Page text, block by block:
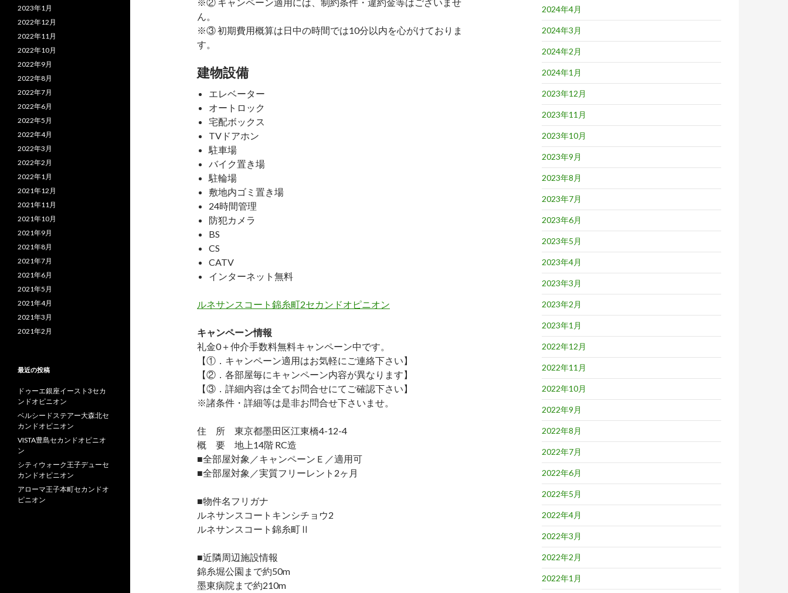
ん。
※③ 初期費用概算は日中の時間では10分以内を心がけておりま
す。
建物設備
エレベーター
オートロック
宅配ボックス
TVドアホン
駐車場
バイク置き場
駐輪場
敷地内ゴミ置き場
24時間管理
防犯カメラ
BS
CS
CATV
インターネット無料
ルネサンスコート錦糸町2セカンドオピニオン
キャンペーン情報
礼金0＋仲介手数料無料キャンペーン中です。
【①．キャンペーン適用はお気軽にご連絡下さい】
【②．各部屋毎にキャンペーン内容が異なります】
【③．詳細内容は全てお問合せにてご確認下さい】
※諸条件・詳細等は是非お問合せ下さいませ。
住 所 東京都墨田区江東橋4-12-4
概 要 地上14階 RC造
■全部屋対象／キャンペーンＥ／適用可
■全部屋対象／実質フリーレント2ヶ月
■物件名フリガナ
ルネサンスコートキンシチョウ2
ルネサンスコート錦糸町Ⅱ
■近隣周辺施設情報
錦糸堀公園まで約50m
墨東病院まで約210m
2024年4月
2024年3月
2024年2月
2024年1月
2023年12月
2023年11月
2023年10月
2023年9月
2023年8月
2023年7月
2023年6月
2023年5月
2023年4月
2023年3月
2023年2月
2023年1月
2022年12月
2022年11月
2022年10月
2022年9月
2022年8月
2022年7月
2022年6月
2022年5月
2022年4月
2022年3月
2022年2月
2022年1月
2023年1月
2022年12月
2022年11月
2022年10月
2022年9月
2022年8月
2022年7月
2022年6月
2022年5月
2022年4月
2022年3月
2022年2月
2022年1月
2021年12月
2021年11月
2021年10月
2021年9月
2021年8月
2021年7月
2021年6月
2021年5月
2021年4月
2021年3月
2021年2月
最近の投稿
ドゥーエ銀座イースト3セカ
ンドオピニオン
ベルシードステアー大森北セ
カンドオピニオン
VISTA豊島セカンドオピニオ
ン
シティウォーク王子デューセ
カンドオピニオン
アローマ王子本町セカンドオ
ピニオン